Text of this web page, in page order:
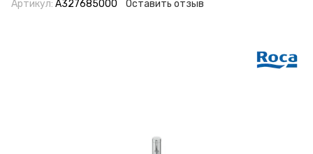
Артикул: A327685000 Оставить отзыв